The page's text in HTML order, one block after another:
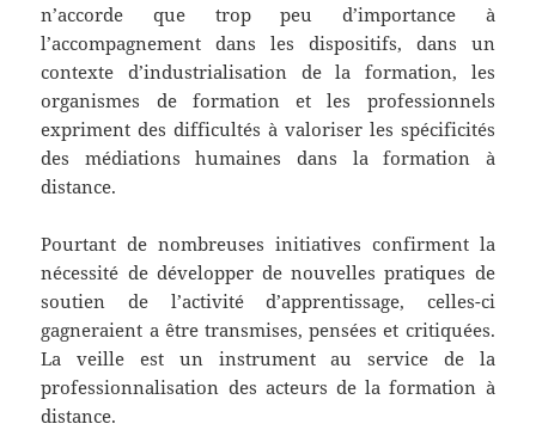
n’accorde que trop peu d’importance à
l’accompagnement dans les dispositifs, dans un
contexte d’industrialisation de la formation, les
organismes de formation et les professionnels
expriment des difficultés à valoriser les spécificités
des médiations humaines dans la formation à
distance.
Pourtant de nombreuses initiatives confirment la
nécessité de développer de nouvelles pratiques de
soutien de l’activité d’apprentissage, celles-ci
gagneraient a être transmises, pensées et critiquées.
La veille est un instrument au service de la
professionnalisation des acteurs de la formation à
distance.